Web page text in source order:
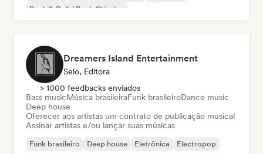
Rock & Roll / Rock Clássico
Dreamers Island Entertainment
Selo, Editora
> 1000 feedbacks enviados
Bass musicMúsica brasileiraFunk brasileiroDance music
Deep house
Oferecer aos artistas um contrato de publicação musical
Assinar artistas e/ou lançar suas músicas
Funk brasileiro Deep house Eletrônica
Electropop